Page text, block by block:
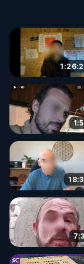
🌱
https://
http://rgnr.li/
🌱 LA
Pour ne pas
http://rgnr.li/
🌱 VIDÉOS
Toutes les
http://rgnr.li/
🌱 LES